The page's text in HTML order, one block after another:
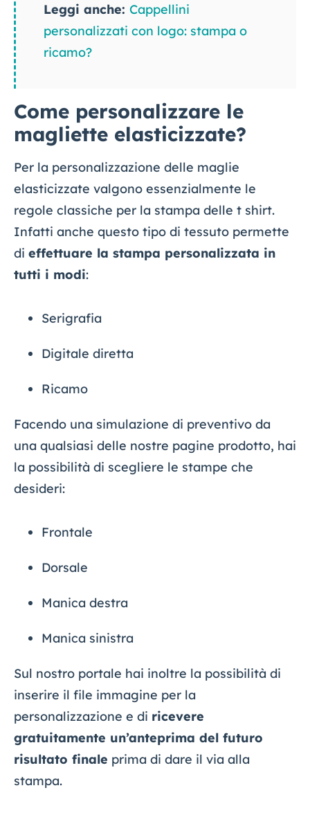
Leggi anche: Cappellini
personalizzati con logo: stampa o
ricamo?
Come personalizzare le
magliette elasticizzate?
Per la personalizzazione delle maglie
elasticizzate valgono essenzialmente le
regole classiche per la stampa delle t shirt.
Infatti anche questo tipo di tessuto permette
di effettuare la stampa personalizzata in
tutti i modi:
Serigrafia
Digitale diretta
Ricamo
Facendo una simulazione di preventivo da
una qualsiasi delle nostre pagine prodotto, hai
la possibilità di scegliere le stampe che
desideri:
Frontale
Dorsale
Manica destra
Manica sinistra
Sul nostro portale hai inoltre la possibilità di
inserire il file immagine per la
personalizzazione e di ricevere
gratuitamente un’anteprima del futuro
risultato finale prima di dare il via alla
stampa.